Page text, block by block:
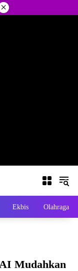
×
Ekbis Olahraga
Mudahkan